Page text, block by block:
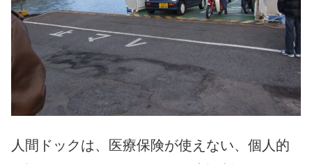
人間ドックは、医療保険が使えない、個人的